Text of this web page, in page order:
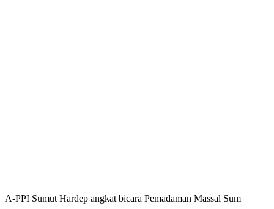
A-PPI Sumut Hardep angkat bicara Pemadaman Massal Sum